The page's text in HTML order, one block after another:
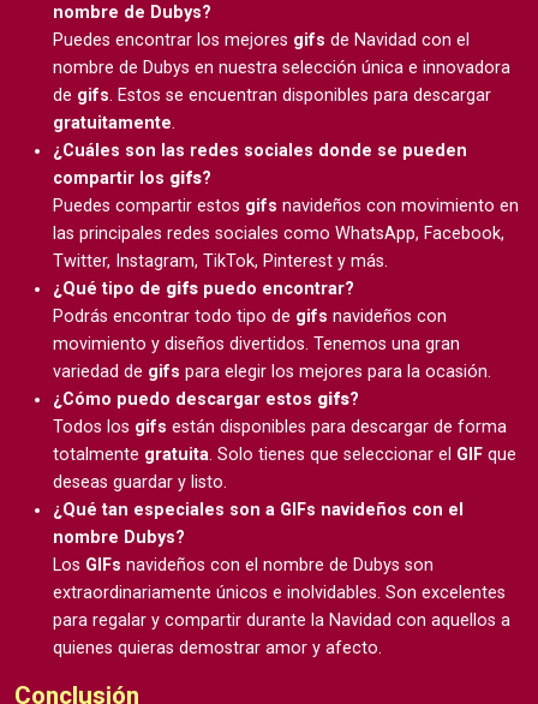
nombre de Dubys?
Puedes encontrar los mejores gifs de Navidad con el
nombre de Dubys en nuestra selección única e innovadora
de gifs. Estos se encuentran disponibles para descargar
gratuitamente.
¿Cuáles son las redes sociales donde se pueden
compartir los gifs?
Puedes compartir estos gifs navideños con movimiento en
las principales redes sociales como WhatsApp, Facebook,
Twitter, Instagram, TikTok, Pinterest y más.
¿Qué tipo de gifs puedo encontrar?
Podrás encontrar todo tipo de gifs navideños con
movimiento y diseños divertidos. Tenemos una gran
variedad de gifs para elegir los mejores para la ocasión.
¿Cómo puedo descargar estos gifs?
Todos los gifs están disponibles para descargar de forma
totalmente gratuita. Solo tienes que seleccionar el GIF que
deseas guardar y listo.
¿Qué tan especiales son a GIFs navideños con el
nombre Dubys?
Los GIFs navideños con el nombre de Dubys son
extraordinariamente únicos e inolvidables. Son excelentes
para regalar y compartir durante la Navidad con aquellos a
quienes quieras demostrar amor y afecto.
Conclusión